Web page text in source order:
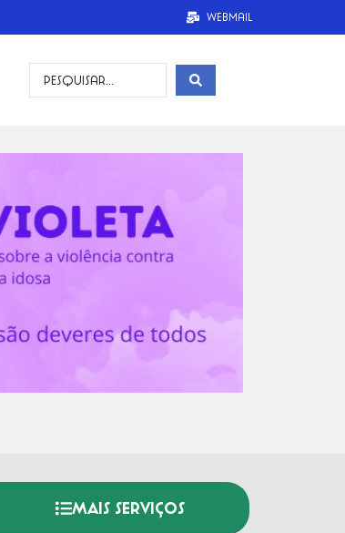
Webmail
MAIS SERVIÇOS